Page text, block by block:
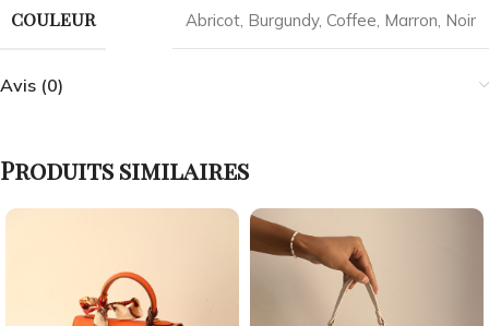
COULEUR Abricot, Burgundy, Coffee, Marron, Noir
Avis (0)
Produits similaires